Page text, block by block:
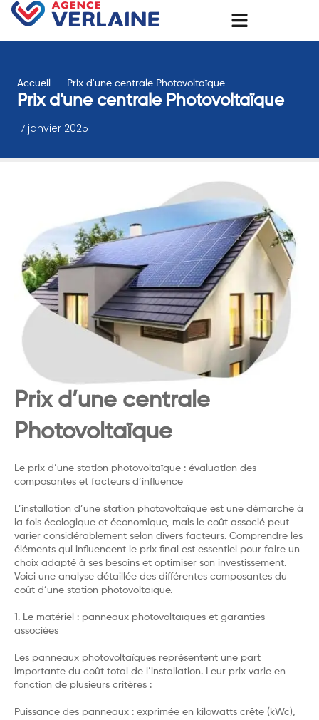
Accueil Prix d'une centrale Photovoltaïque
Prix d'une centrale Photovoltaïque
17 janvier 2025
Prix d’une centrale
Photovoltaïque
Le prix d’une station photovoltaïque : évaluation des
composantes et facteurs d’influence
L’installation d’une station photovoltaïque est une démarche à
la fois écologique et économique, mais le coût associé peut
varier considérablement selon divers facteurs. Comprendre les
éléments qui influencent le prix final est essentiel pour faire un
choix adapté à ses besoins et optimiser son investissement.
Voici une analyse détaillée des différentes composantes du
coût d’une station photovoltaïque.
1. Le matériel : panneaux photovoltaïques et garanties
associées
Les panneaux photovoltaïques représentent une part
importante du coût total de l’installation. Leur prix varie en
fonction de plusieurs critères :
Puissance des panneaux : exprimée en kilowatts crête (kWc),